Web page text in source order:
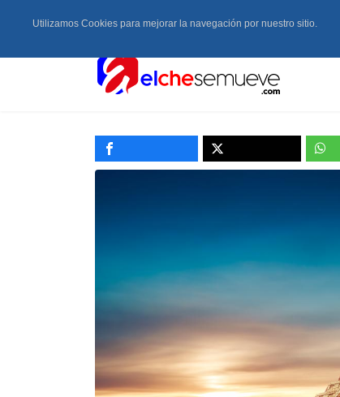
Utilizamos Cookies para mejorar la navegación por nuestro sitio.